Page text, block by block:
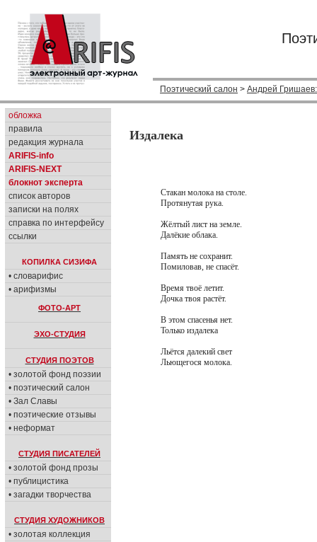
Поэтический салон > Андрей
обложка
правила
редакция журнала
ARIFIS-info
ARIFIS-NEXT
блокнот эксперта
список авторов
записки на полях
справка по интерфейсу
ссылки
КОПИЛКА СИЗИФА
• словарифис
• арифизмы
ФОТО-АРТ
ЭХО-СТУДИЯ
СТУДИЯ ПОЭТОВ
• золотой фонд поэзии
• поэтический салон
• Зал Славы
• поэтические отзывы
• неформат
СТУДИЯ ПИСАТЕЛЕЙ
• золотой фонд прозы
• публицистика
• загадки творчества
СТУДИЯ ХУДОЖНИКОВ
• золотая коллекция
Издалека
Стакан молока на столе.
Протянутая рука.
Жёлтый лист на земле.
Далёкие облака.
Память не сохранит.
Помиловав, не спасёт.
Время твоё летит.
Дочка твоя растёт.
В этом спасенья нет.
Только издалека
Льётся далекий свет
Льющегося молока.